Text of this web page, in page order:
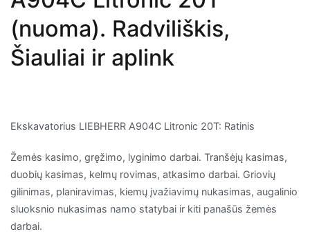
(nuoma). Radviliškis,
Šiauliai ir aplink
Ekskavatorius LIEBHERR A904C Litronic 20T: Ratinis
Žemės kasimo, gręžimo, lyginimo darbai. Tranšėjų kasimas,
duobių kasimas, kelmų rovimas, atkasimo darbai. Griovių
gilinimas, planiravimas, kiemų įvažiavimų nukasimas, augalinio
sluoksnio nukasimas namo statybai ir kiti panašūs žemės
darbai.